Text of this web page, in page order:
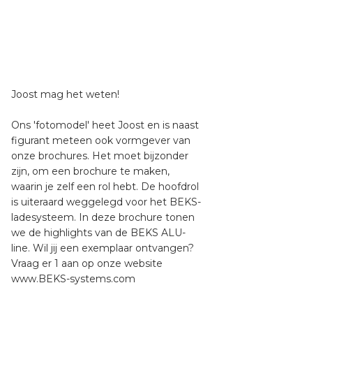
Joost mag het weten!
Ons 'fotomodel' heet Joost en is naast
figurant meteen ook vormgever van
onze brochures. Het moet bijzonder
zijn, om een brochure te maken,
waarin je zelf een rol hebt. De hoofdrol
is uiteraard weggelegd voor het BEKS-
ladesysteem. In deze brochure tonen
we de highlights van de BEKS ALU-
line. Wil jij een exemplaar ontvangen?
Vraag er 1 aan op onze website
www.BEKS-systems.com